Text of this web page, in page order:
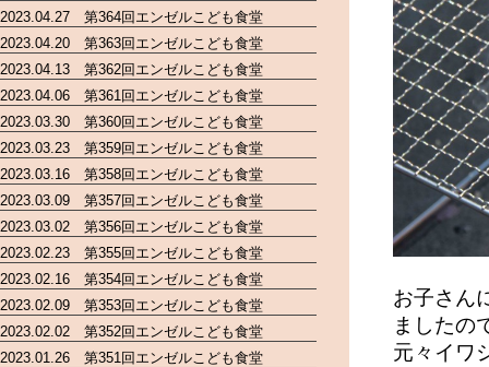
お子さん
ましたの
元々イワ
2023.04.27 第364回エンゼルこども食堂
2023.04.20 第363回エンゼルこども食堂
2023.04.13 第362回エンゼルこども食堂
2023.04.06 第361回エンゼルこども食堂
2023.03.30 第360回エンゼルこども食堂
2023.03.23 第359回エンゼルこども食堂
2023.03.16 第358回エンゼルこども食堂
2023.03.09 第357回エンゼルこども食堂
2023.03.02 第356回エンゼルこども食堂
2023.02.23 第355回エンゼルこども食堂
2023.02.16 第354回エンゼルこども食堂
2023.02.09 第353回エンゼルこども食堂
2023.02.02 第352回エンゼルこども食堂
2023.01.26 第351回エンゼルこども食堂